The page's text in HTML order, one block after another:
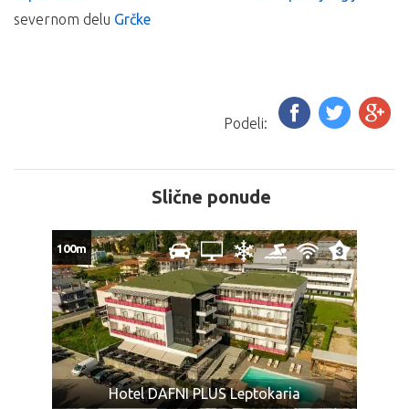
ARANŽMAN NE OBUHVATA:
Međunarodnog putnog zdravstveno osiguranja,
osiguranje od otkaza putovanja,
fakultativnih izleta koji nisu sastavni deo programa
boravišnu taksuu Grčkoj koja se naplaćuje dnevno po
smeštajnoj jedinici: privatan smeštaj – 2€,plaća se u
agenciji
CENA AUTOBUSKOG PREVOZA:
CENA POVRATNE AUTOBUSKE KARTE:
Novi Sad: 95€- odrasli, 85€- deca do 10 godina
Beograd: 85€- odrasli, 75€- deca do 10 godina
severnom delu Grčke
Podeli:
Slične ponude
Hotel DAFNI PLUS Leptokaria
100m